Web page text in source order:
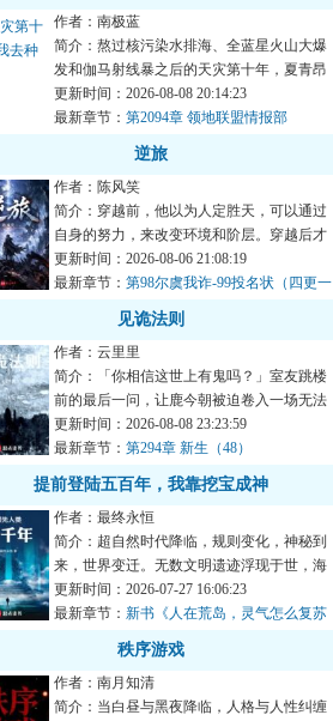
作者：南极蓝
简介：熬过核污染水排海、全蓝星火山大爆
发和伽马射线暴之后的天灾第十年，夏青昂
首挺胸走出安全区。谁都...
更新时间：2026-08-08 20:14:23
最新章节： 第2094章 领地联盟情报部
逆旅
作者：陈风笑
简介：穿越前，他以为人定胜天，可以通过
自身的努力，来改变环境和阶层。穿越后才
知道，有些东西天生自带...
更新时间：2026-08-06 21:08:19
最新章节： 第98尔虞我诈-99投名状（四更一
万二求月票）
见诡法则
作者：云里里
简介：「你相信这世上有鬼吗？」室友跳楼
前的最后一问，让鹿今朝被迫卷入一场无法
言说的恐怖循环。染血的...
更新时间：2026-08-08 23:23:59
最新章节： 第294章 新生（48）
提前登陆五百年，我靠挖宝成神
作者：最终永恒
简介：超自然时代降临，规则变化，神秘到
来，世界变迁。无数文明遗迹浮现于世，海
量天材地宝任人捡拾。激...
更新时间：2026-07-27 16:06:23
最新章节： 新书《人在荒岛，灵气怎么复苏
了？》以及515打折活动
秩序游戏
作者：南月知清
简介：当白昼与黑夜降临，人格与人性纠缠